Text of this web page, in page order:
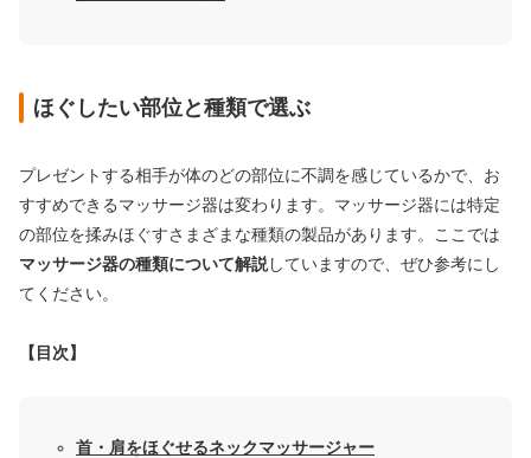
ほぐしたい部位と種類で選ぶ
プレゼントする相手が体のどの部位に不調を感じているかで、お
すすめできるマッサージ器は変わります。マッサージ器には特定
の部位を揉みほぐすさまざまな種類の製品があります。ここでは
マッサージ器の種類について解説 していますので、ぜひ参考にし
てください。
【目次】
首・肩をほぐせるネックマッサージャー